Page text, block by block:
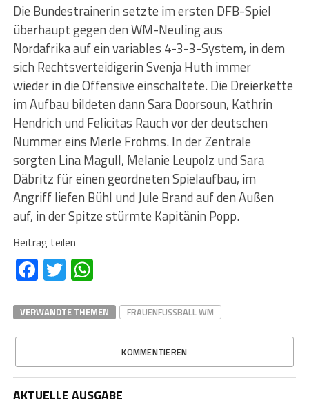
Die Bundestrainerin setzte im ersten DFB-Spiel
überhaupt gegen den WM-Neuling aus
Nordafrika auf ein variables 4-3-3-System, in dem
sich Rechtsverteidigerin Svenja Huth immer
wieder in die Offensive einschaltete. Die Dreierkette
im Aufbau bildeten dann Sara Doorsoun, Kathrin
Hendrich und Felicitas Rauch vor der deutschen
Nummer eins Merle Frohms. In der Zentrale
sorgten Lina Magull, Melanie Leupolz und Sara
Däbritz für einen geordneten Spielaufbau, im
Angriff liefen Bühl und Jule Brand auf den Außen
auf, in der Spitze stürmte Kapitänin Popp.
Beitrag teilen
Facebook
TwitterWhatsApp
VERWANDTE THEMEN FRAUENFUSSBALL WM
KOMMENTIEREN
AKTUELLE AUSGABE